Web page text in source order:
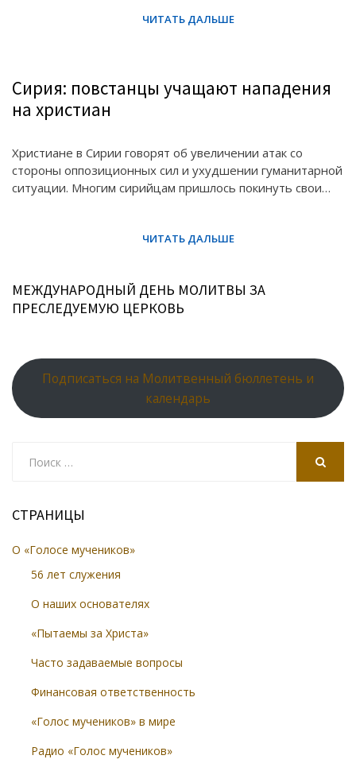
Сирия: повстанцы учащают нападения
на христиан
Христиане в Сирии говорят об увеличении атак со
стороны оппозиционных сил и ухудшении гуманитарной
ситуации. Многим сирийцам пришлось покинуть свои…
МЕЖДУНАРОДНЫЙ ДЕНЬ МОЛИТВЫ ЗА
ПРЕСЛЕДУЕМУЮ ЦЕРКОВЬ
Подписаться на Молитвенный бюллетень и
календарь
СТРАНИЦЫ
О «Голосе мучеников»
56 лет служения
О наших основателях
«Пытаемы за Христа»
Часто задаваемые вопросы
Финансовая ответственность
«Голос мучеников» в мире
Радио «Голос мучеников»